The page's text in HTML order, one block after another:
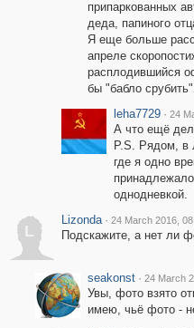
припаркованных
деда, папиного
Я еще больше
апреле
расплодившийся
бы "бабло
leha7729 · 24
А что ещё
P.S. Рядом, в
где я одно
однодневкой.
L
Lizonda · 24 March 2016,
Подскажите, а нет ли
seakonst · 24 March
Увы, фото взято
имею, чьё фото -